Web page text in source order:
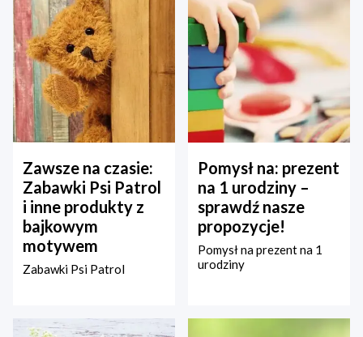
Zawsze na czasie:
Zabawki Psi Patrol
i inne produkty z
bajkowym
motywem
Zabawki Psi Patrol
Pomysł na: prezent
na 1 urodziny –
sprawdź nasze
propozycje!
Pomysł na prezent na 1
urodziny